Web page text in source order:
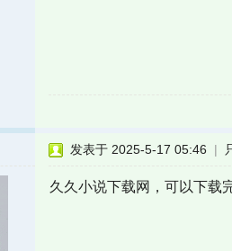
发表于 2025-5-17 05:46 |
久久小说下载网，可以下载